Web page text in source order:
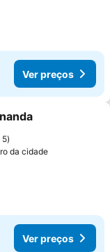
Ver preços
favoritos
5
da cidade
Ver preços